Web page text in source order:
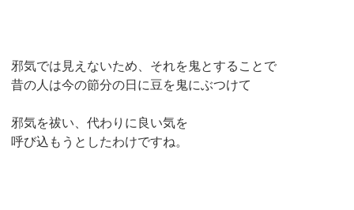
邪気では見えないため、それを鬼とすることで
昔の人は今の節分の日に豆を鬼にぶつけて
邪気を祓い、代わりに良い気を
呼び込もうとしたわけですね。